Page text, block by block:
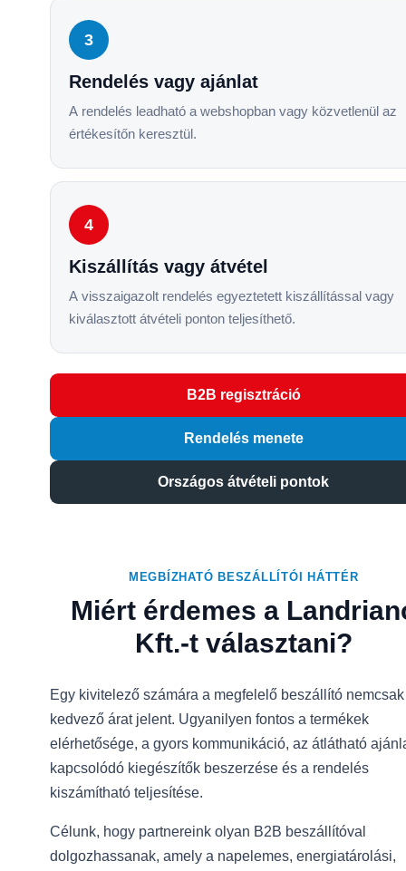
3
Rendelés vagy ajánlat
A rendelés leadható a webshopban vagy közvetlenül az
értékesítőn keresztül.
4
Kiszállítás vagy átvétel
A visszaigazolt rendelés egyeztetett kiszállítással vagy
kiválasztott átvételi ponton teljesíthető.
B2B regisztráció
Rendelés menete
Országos átvételi pontok
MEGBÍZHATÓ BESZÁLLÍTÓI HÁTTÉR
Miért érdemes a
Kft.-t választani?
Egy kivitelező számára a megfelelő beszállító nemcsak
kedvező árat jelent. Ugyanilyen fontos a termékek
elérhetősége, a gyors kommunikáció, az átlátható
kapcsolódó kiegészítők beszerzése és a rendelés
kiszámítható teljesítése.
Célunk, hogy partnereink olyan B2B beszállítóval
dolgozhassanak, amely a napelemes, energiatárolási,